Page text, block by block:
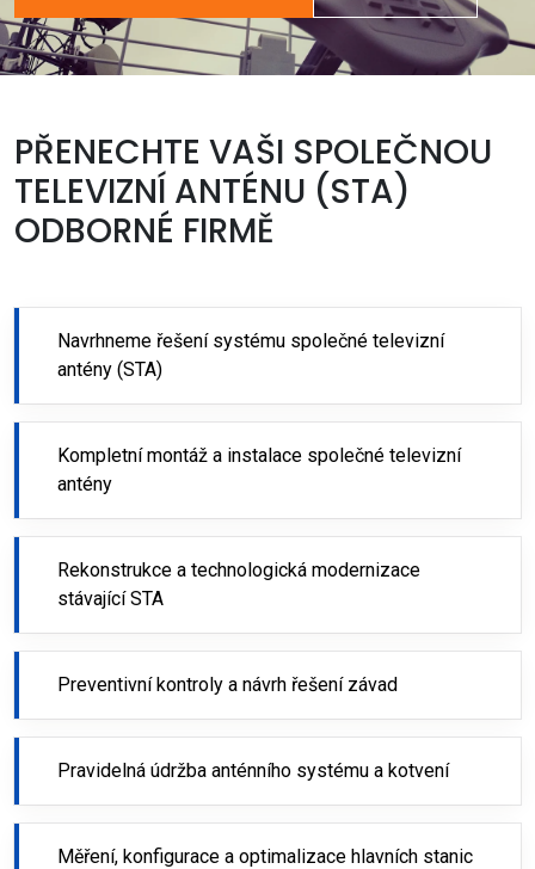
PŘENECHTE VAŠI SPOLEČNOU
TELEVIZNÍ ANTÉNU (STA)
ODBORNÉ FIRMĚ
Navrhneme řešení systému společné televizní
antény (STA)
Kompletní montáž a instalace společné televizní
antény
Rekonstrukce a technologická modernizace
stávající STA
Preventivní kontroly a návrh řešení závad
Pravidelná údržba anténního systému a kotvení
Měření, konfigurace a optimalizace hlavních stanic